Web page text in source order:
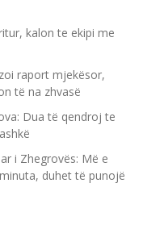
kalon te ekipi me
raport mjekësor,
të na zhvasë
Dua të qendroj te
i Zhegrovës: Më e
duhet të punojë